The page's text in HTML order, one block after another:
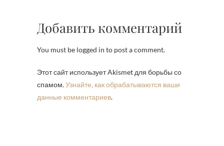
Добавить комментарий
You must be logged in to post a comment.
Этот сайт использует Akismet для борьбы со
спамом.Узнайте, как обрабатываются ваши
данные комментариев.